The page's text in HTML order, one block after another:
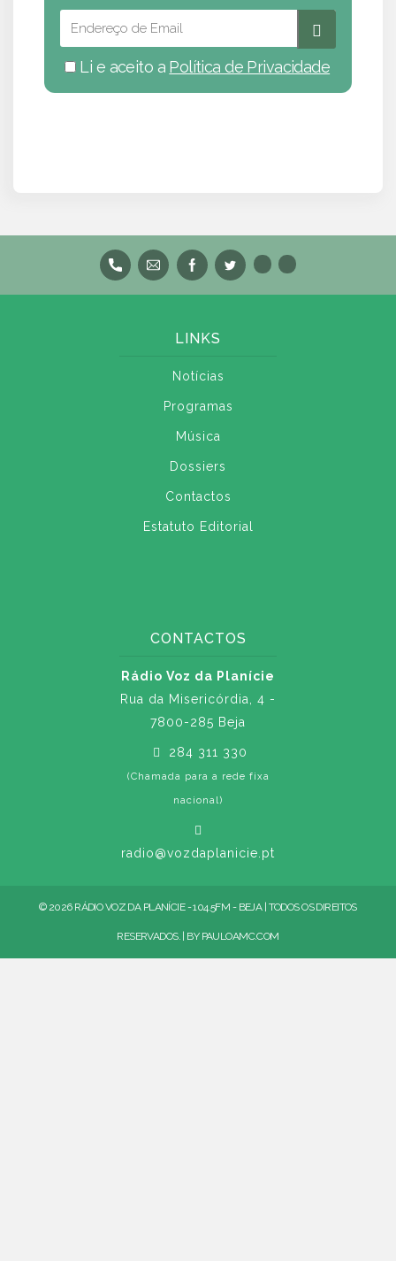
Li e aceito a Política de Privacidade
LINKS
Notícias
Programas
Música
Dossiers
Contactos
Estatuto Editorial
CONTACTOS
Rádio Voz da Planície
Rua da Misericórdia, 4 -
7800-285 Beja
284 311 330
(Chamada para a rede fixa
nacional)
radio@vozdaplanicie.pt
© 2026 RÁDIO VOZ DA PLANÍCIE - 104.5FM - BEJA | TODOS OS DIREITOS
RESERVADOS. | BY PAULOAMC.COM